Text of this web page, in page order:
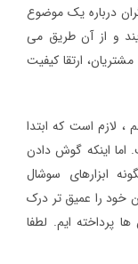
درباره یک موضوع
و از آن طریق می
ارتقا کیفیت
، لازم است که ابتدا
اینکه گوش دادن
ابزارهای سوشال
خود را عمیق تر درک
پرداخته ایم. لطفا